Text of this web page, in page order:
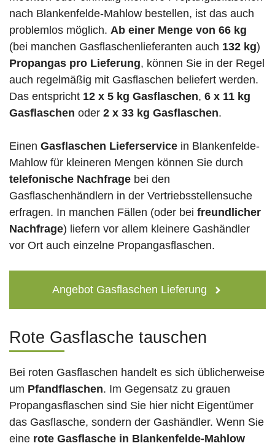
nach Blankenfelde-Mahlow bestellen, ist das auch
problemlos möglich. Ab einer Menge von 66 kg
(bei manchen Gasflaschenlieferanten auch 132 kg)
Propangas pro Lieferung, können Sie in der Regel
auch regelmäßig mit Gasflaschen beliefert werden.
Das entspricht 12 x 5 kg Gasflaschen, 6 x 11 kg
Gasflaschen oder 2 x 33 kg Gasflaschen.
Einen Gasflaschen Lieferservice in Blankenfelde-
Mahlow für kleineren Mengen können Sie durch
telefonische Nachfrage bei den
Gasflaschenhändlern in der Vertriebsstellensuche
erfragen. In manchen Fällen (oder bei freundlicher
Nachfrage) liefern vor allem kleinere Gashändler
vor Ort auch einzelne Propangasflaschen.
Angebot Gasflaschen Lieferung
Rote Gasflasche tauschen
Bei roten Gasflaschen handelt es sich üblicherweise
um Pfandflaschen. Im Gegensatz zu grauen
Propangasflaschen sind Sie hier nicht Eigentümer
das Gasflasche, sondern der Gashändler. Wenn Sie
eine rote Gasflasche in Blankenfelde-Mahlow